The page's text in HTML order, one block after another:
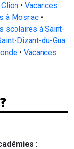
• Vacances
à Mosnac •
scolaires à Saint-
Dizant-du-Gua
• Vacances
: